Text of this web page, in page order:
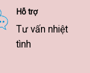
Hỗ trợ
Tư vấn nhiệt
tình